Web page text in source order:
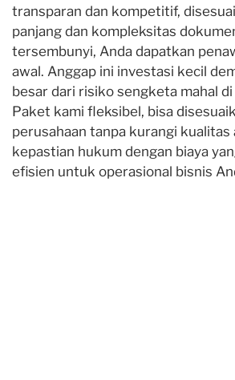
transparan dan kompetitif,
panjang dan kompleksitas
tersembunyi, Anda dapatkan
awal. Anggap ini investasi kecil
besar dari risiko sengketa mahal di
Paket kami fleksibel, bisa
perusahaan tanpa kurangi kualitas
kepastian hukum dengan biaya
efisien untuk operasional bisnis